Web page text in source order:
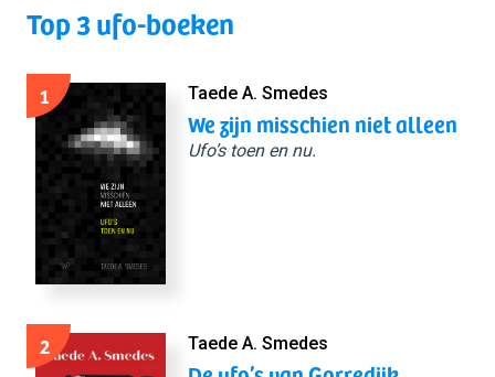
Top 3 ufo-boeken
1 Taede A. Smedes
We zijn misschien niet alleen
Ufo’s toen en nu.
2 Taede A. Smedes